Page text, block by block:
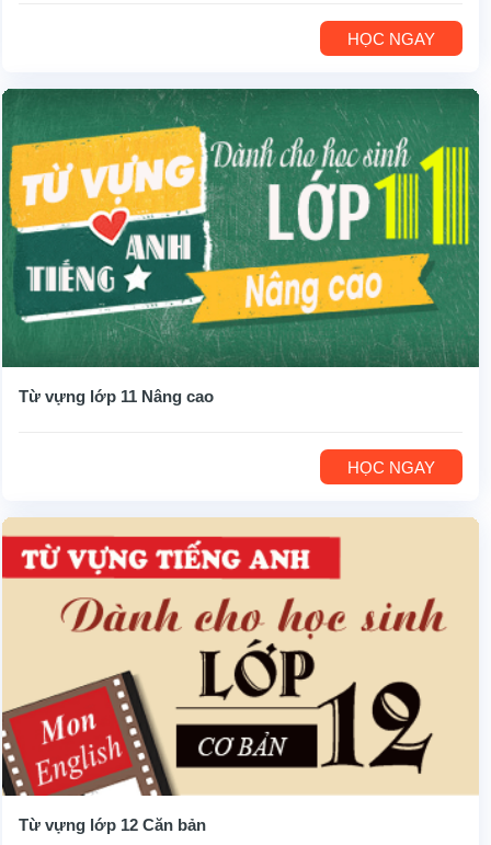
HỌC NGAY
Từ vựng lớp 11 Nâng cao
HỌC NGAY
Từ vựng lớp 12 Căn bản